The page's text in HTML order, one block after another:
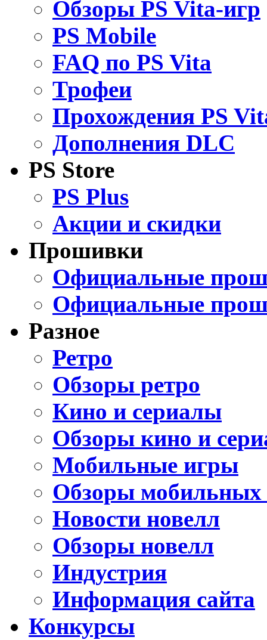
Обзоры PS Vita-игр
PS Mobile
FAQ по PS Vita
Трофеи
Прохождения PS
Дополнения DLC
PS Store
PS Plus
Акции и скидки
Прошивки
Официальные
Официальные
Разное
Ретро
Обзоры ретро
Кино и сериалы
Обзоры кино и
Мобильные игры
Обзоры мобильных
Новости новелл
Обзоры новелл
Индустрия
Информация сайта
Конкурсы